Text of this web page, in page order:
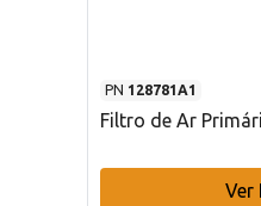
PN 128781A1
Filtro de Ar
Ver